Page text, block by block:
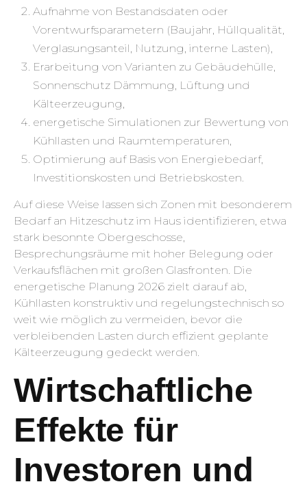
Aufnahme von Bestandsdaten oder
Vorentwurfsparametern (Baujahr, Hüllqualität,
Verglasungsanteil, Nutzung, interne Lasten),
Erarbeitung von Varianten zu Gebäudehülle,
Sonnenschutz Dämmung, Lüftung und
Kälteerzeugung,
energetische Simulationen zur Bewertung von
Kühllasten und Raumtemperaturen,
Optimierung auf Basis von Energiebedarf,
Investitionskosten und Betriebskosten.
Auf diese Weise lassen sich Zonen mit besonderem
Bedarf an Hitzeschutz im Haus identifizieren, etwa
stark besonnte Obergeschosse,
Besprechungsräume mit hoher Belegung oder
Verkaufsflächen mit großen Glasfronten. Die
energetische Planung 2026 zielt darauf ab,
Kühllasten konstruktiv und regelungstechnisch so
weit wie möglich zu vermeiden, bevor die
verbleibenden Lasten durch effizient geplante
Kälteerzeugung gedeckt werden.
Wirtschaftliche
Effekte für
Investoren und